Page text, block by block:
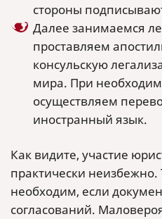
стороны
Далее занимаемся
проставляем
консульскую
мира. При
осуществляем
иностранный язык.
Как видите, участие
практически
необходим, если
согласований.